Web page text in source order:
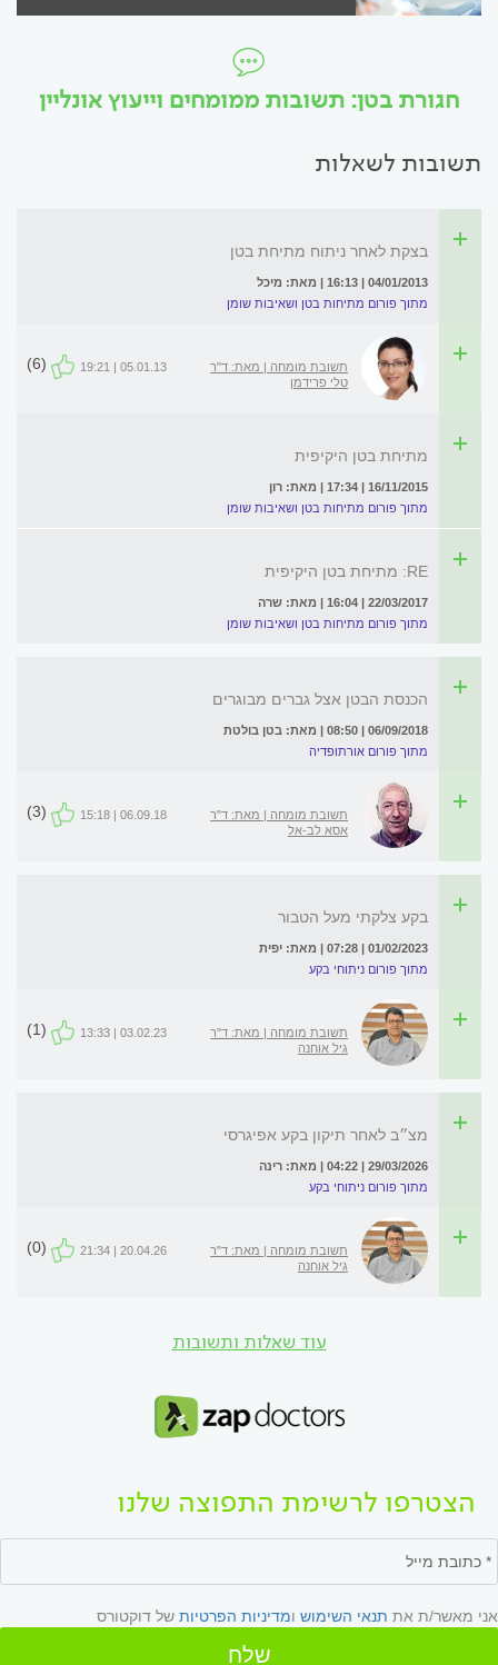
חגורת בטן: תשובות ממומחים וייעוץ אונליין
תשובות לשאלות
בצקת לאחר ניתוח מתיחת בטן
04/01/2013 | 16:13 | מאת: מיכל
מתוך פורום מתיחות בטן ושאיבות שומן
תשובת מומחה | מאת: ד"ר
טלי פרידמן
05.01.13 | 19:21
(6)
מתיחת בטן היקיפית
16/11/2015 | 17:34 | מאת: רון
מתוך פורום מתיחות בטן ושאיבות שומן
RE: מתיחת בטן היקיפית
22/03/2017 | 16:04 | מאת: שרה
מתוך פורום מתיחות בטן ושאיבות שומן
הכנסת הבטן אצל גברים מבוגרים
06/09/2018 | 08:50 | מאת: בטן בולטת
מתוך פורום אורתופדיה
תשובת מומחה | מאת: ד"ר
אסא לב-אל
06.09.18 | 15:18
(3)
בקע צלקתי מעל הטבור
01/02/2023 | 07:28 | מאת: יפית
מתוך פורום ניתוחי בקע
תשובת מומחה | מאת: ד"ר
גיל אוחנה
03.02.23 | 13:33
(1)
מצ״ב לאחר תיקון בקע אפיגרסי
29/03/2026 | 04:22 | מאת: רינה
מתוך פורום ניתוחי בקע
תשובת מומחה | מאת: ד"ר
גיל אוחנה
20.04.26 | 21:34
(0)
עוד שאלות ותשובות
הצטרפו לרשימת התפוצה שלנו
אני מאשר/ת את תנאי השימוש ומדיניות הפרטיות של דוקטורס
שלח